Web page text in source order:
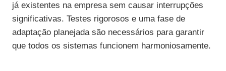
já existentes na empresa sem causar interrupções
significativas. Testes rigorosos e uma fase de
adaptação planejada são necessários para garantir
que todos os sistemas funcionem harmoniosamente.